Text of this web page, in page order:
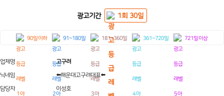
광고기간 1회 30일
90일 이하 91~180일 181~360일 361~720일 721일 이상
업체명
고구려
닉네임
⬅️해운대고구려대표⬅️
담당자
이성호